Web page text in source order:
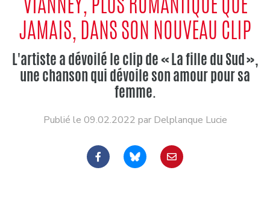
JAMAIS, DANS SON NOUVEAU CLIP
L'artiste a dévoilé le clip de « La fille du Sud »,
une chanson qui dévoile son amour pour sa
femme.
Publié le 09.02.2022 par Delplanque Lucie